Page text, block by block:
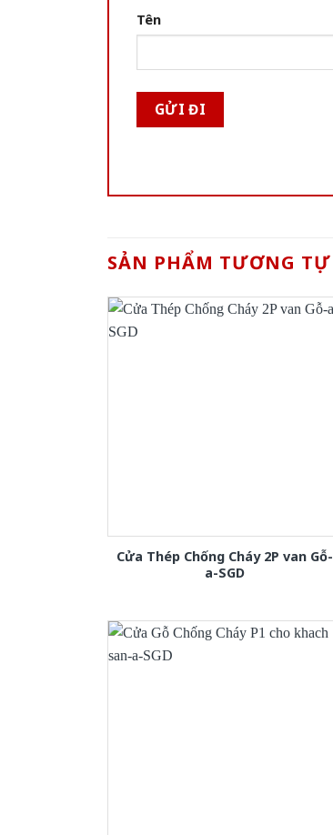
Tên
SẢN PHẨM TƯƠNG TỰ
Cửa Thép Chống Cháy 2P van Gỗ-
a-SGD